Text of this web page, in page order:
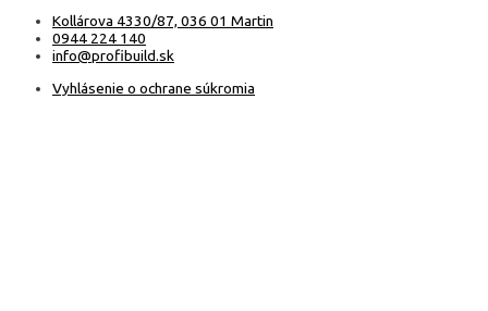
Kollárova 4330/87, 036 01 Martin
0944 224 140
info@profibuild.sk
Vyhlásenie o ochrane súkromia